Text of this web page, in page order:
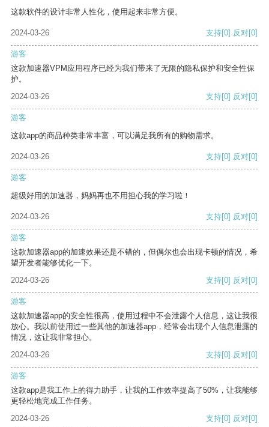
这款软件的设计非常人性化，使用起来非常方便。
2024-03-26 支持[0] 反对[0]
游客
这款加速器VPM应用程序已经为我们带来了无限的隐私保护和安全性保
护。
2024-03-26
支持[0] 反对[0]
游客
这款app的商品种类非常丰富，可以满足我所有的购物需求。
2024-03-26 支持[0] 反对[0]
游客
超级好用的加速器，妈妈再也不用担心我的学习啦！
2024-03-26 支持[0] 反对[0]
游客
这款加速器app的加速效果还是不错的，但偶尔也会出现卡顿的情况，希
望开发者能够优化一下。
2024-03-26
支持[0] 反对[0]
游客
这款加速器app的安全性很高，使用过程中不会泄露个人信息，这让我很
放心。我以前使用过一些其他的加速器app，经常会出现个人信息泄露的
情况，这让我非常担心。
2024-03-26
支持[0] 反对[0]
游客
这款app是我工作上的得力助手，让我的工作效率提高了50%，让我能够
更轻松地完成工作任务。
2024-03-26
支持[0] 反对[0]